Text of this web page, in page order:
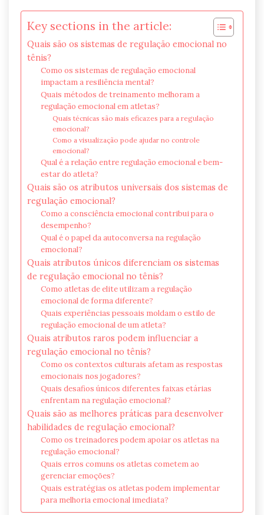
Key sections in the article:
Quais são os sistemas de regulação emocional no
tênis?
Como os sistemas de regulação emocional
impactam a resiliência mental?
Quais métodos de treinamento melhoram a
regulação emocional em atletas?
Quais técnicas são mais eficazes para a regulação
emocional?
Como a visualização pode ajudar no controle
emocional?
Qual é a relação entre regulação emocional e bem-
estar do atleta?
Quais são os atributos universais dos sistemas de
regulação emocional?
Como a consciência emocional contribui para o
desempenho?
Qual é o papel da autoconversa na regulação
emocional?
Quais atributos únicos diferenciam os sistemas
de regulação emocional no tênis?
Como atletas de elite utilizam a regulação
emocional de forma diferente?
Quais experiências pessoais moldam o estilo de
regulação emocional de um atleta?
Quais atributos raros podem influenciar a
regulação emocional no tênis?
Como os contextos culturais afetam as respostas
emocionais nos jogadores?
Quais desafios únicos diferentes faixas etárias
enfrentam na regulação emocional?
Quais são as melhores práticas para desenvolver
habilidades de regulação emocional?
Como os treinadores podem apoiar os atletas na
regulação emocional?
Quais erros comuns os atletas cometem ao
gerenciar emoções?
Quais estratégias os atletas podem implementar
para melhoria emocional imediata?